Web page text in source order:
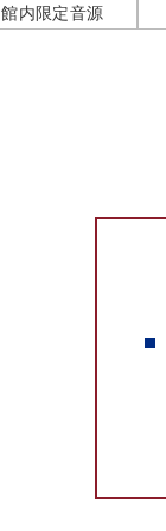
館内限定音源